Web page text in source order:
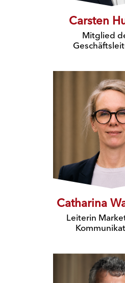
Carsten
Mitglied
Catharina
Leiterin